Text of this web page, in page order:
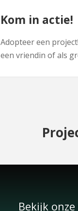
Kom in actie!
Adopteer een
een vriendin of als
Bekijk